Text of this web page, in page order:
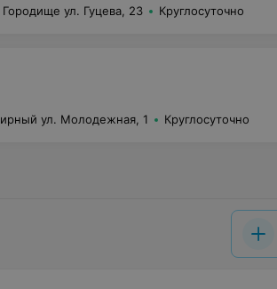
ул. Гуцева, 23 Круглосуточно
ул. Молодежная, 1 Круглосуточно